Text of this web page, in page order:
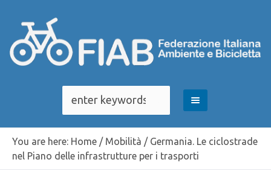
You are here: Home / Mobilità / Germania. Le ciclostrade
nel Piano delle infrastrutture per i trasporti